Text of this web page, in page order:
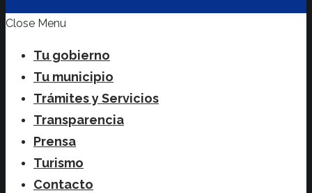
Close Menu
Tu gobierno
Tu municipio
Trámites y Servicios
Transparencia
Prensa
Turismo
Contacto